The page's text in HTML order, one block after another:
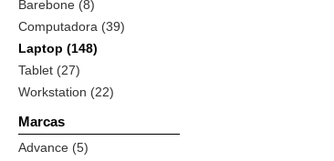
Barebone (8)
Computadora (39)
Laptop (148)
Tablet (27)
Workstation (22)
Marcas
Advance (5)